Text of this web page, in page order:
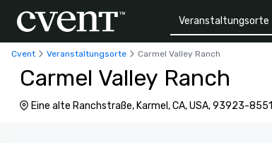
Veranstaltungsorte
Cvent Veranstaltungsorte Carmel Valley Ranch
Carmel Valley Ranch
Eine alte Ranchstraße, Karmel, CA, USA, 93923-8551